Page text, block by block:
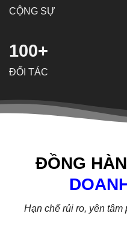
CỘNG SỰ
100+
ĐỐI TÁC
ĐỒNG
Hạn chế rủi ro, yên tâm